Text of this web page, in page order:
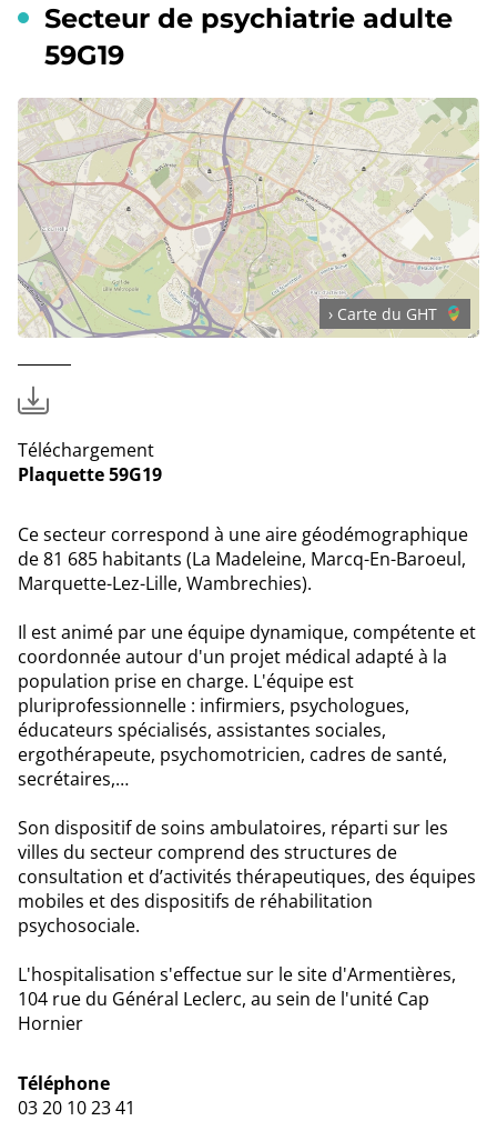
Secteur de psychiatrie adulte
59G19
› Carte du GHT
Téléchargement
Plaquette 59G19
Ce secteur correspond à une aire géodémographique
de 81 685 habitants (La Madeleine, Marcq-En-Baroeul,
Marquette-Lez-Lille, Wambrechies).
Il est animé par une équipe dynamique, compétente et
coordonnée autour d'un projet médical adapté à la
population prise en charge. L'équipe est
pluriprofessionnelle : infirmiers, psychologues,
éducateurs spécialisés, assistantes sociales,
ergothérapeute, psychomotricien, cadres de santé,
secrétaires,…
Son dispositif de soins ambulatoires, réparti sur les
villes du secteur comprend des structures de
consultation et d’activités thérapeutiques, des équipes
mobiles et des dispositifs de réhabilitation
psychosociale.
L'hospitalisation s'effectue sur le site d'Armentières,
104 rue du Général Leclerc, au sein de l'unité Cap
Hornier
Téléphone
03 20 10 23 41